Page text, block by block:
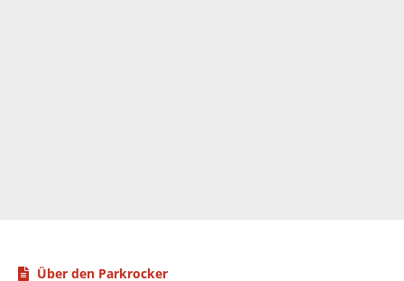
Über den Parkrocker